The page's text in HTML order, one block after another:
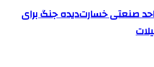
۵۰۰ واحد صنعتی خسارت‌دیده جنگ برای